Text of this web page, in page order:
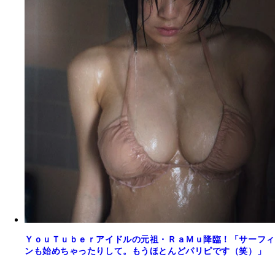
ＹｏｕＴｕｂｅｒアイドルの元祖・ＲａＭｕ降臨！「サーフィ
ンも始めちゃったりして。もうほとんどパリピです（笑）」